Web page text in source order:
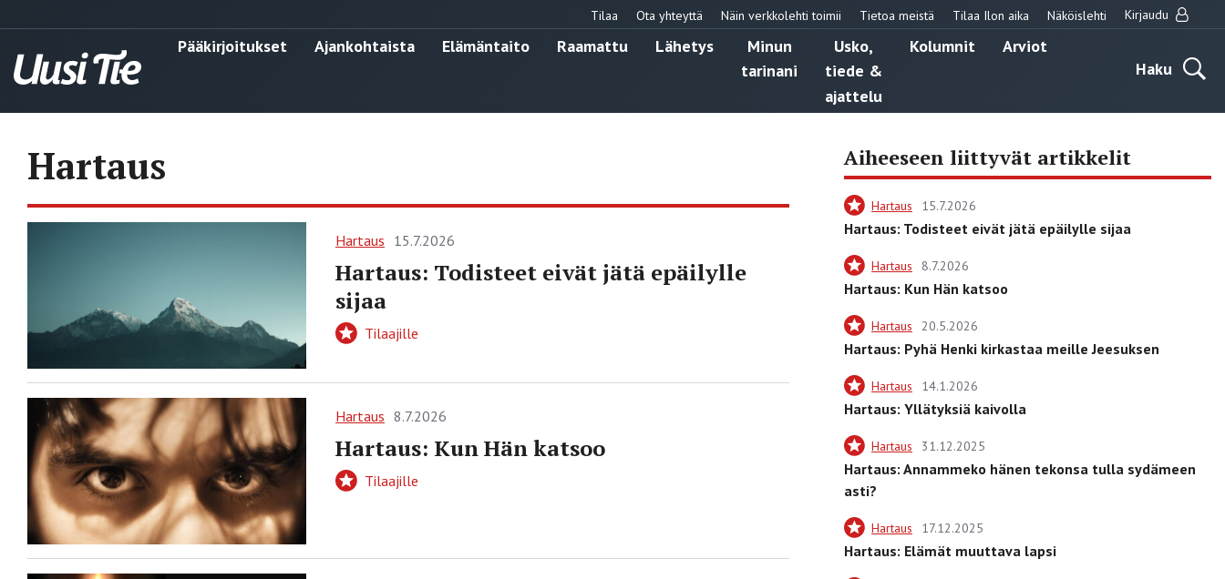
Tilaa Ota yhteyttä Näin verkkolehti toimii Tietoa meistä Tilaa Ilon aika Näköislehti Kirjaudu
Pääkirjoitukset Ajankohtaista Elämäntaito Raamattu Lähetys
Minun
tarinani
Usko,
tiede &
ajattelu
Kolumnit
Arviot
Haku
Hartaus
Hartaus 15.7.2026
Hartaus: Todisteet eivät jätä epäilylle
sijaa
Tilaajille
Hartaus 8.7.2026
Hartaus: Kun Hän katsoo
Tilaajille
Aiheeseen liittyvät artikkelit
Hartaus 15.7.2026
Hartaus: Todisteet eivät jätä epäilylle sijaa
Hartaus 8.7.2026
Hartaus: Kun Hän katsoo
Hartaus 20.5.2026
Hartaus: Pyhä Henki kirkastaa meille Jeesuksen
Hartaus 14.1.2026
Hartaus: Yllätyksiä kaivolla
Hartaus 31.12.2025
Hartaus: Annammeko hänen tekonsa tulla sydämeen
asti?
Hartaus 17.12.2025
Hartaus: Elämät muuttava lapsi